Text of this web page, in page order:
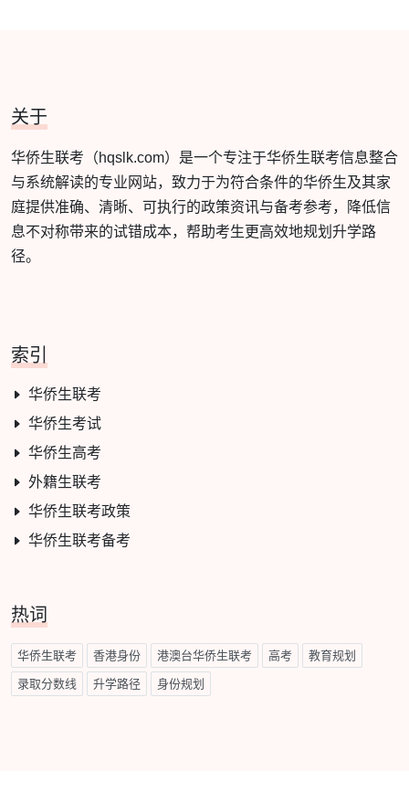
关于
华侨生联考（hqslk.com）是一个专注于华侨生联考信息整合
与系统解读的专业网站，致力于为符合条件的华侨生及其家
庭提供准确、清晰、可执行的政策资讯与备考参考，降低信
息不对称带来的试错成本，帮助考生更高效地规划升学路
径。
索引
华侨生联考
华侨生考试
华侨生高考
外籍生联考
华侨生联考政策
华侨生联考备考
热词
华侨生联考 香港身份 港澳台华侨生联考 高考 教育规划
录取分数线 升学路径 身份规划